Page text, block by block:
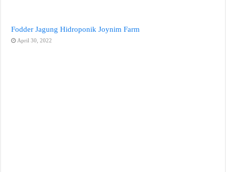
Fodder Jagung Hidroponik Joynim Farm
April 30, 2022